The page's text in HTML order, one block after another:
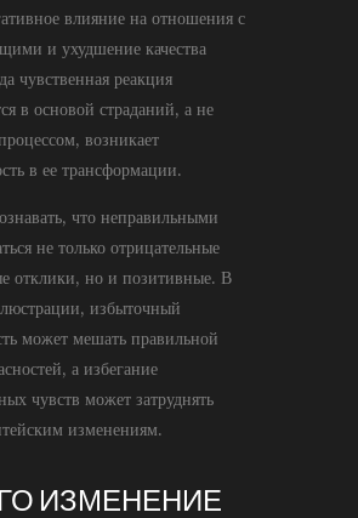
влияние на отношения с
и ухудшение качества
чувственная реакция
в основой страданий, а не
возникает
в ее трансформации.
что неправильными
не только отрицательные
отклики, но и позитивные. В
избыточный
может мешать правильной
а избегание
чувств может затруднять
изменениям.
ИЗМЕНЕНИЕ